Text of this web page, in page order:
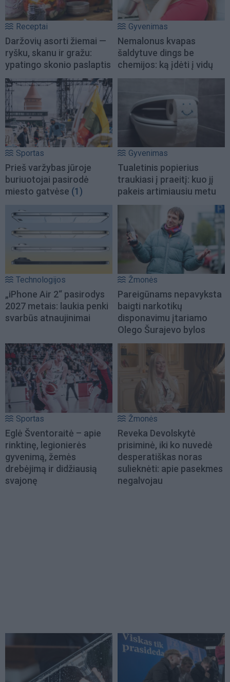
Receptai
Daržovių asorti žiemai —
ryšku, skanu ir gražu:
ypatingo skonio paslaptis
Gyvenimas
Nemalonus kvapas
šaldytuve dings be
chemijos: ką įdėti į vidų
Sportas
Prieš varžybas jūroje
buriuotojai pasirodė
miesto gatvėse (1)
Gyvenimas
Tualetinis popierius
traukiasi į praeitį: kuo jį
pakeis artimiausiu metu
Technologijos
„iPhone Air 2“ pasirodys
2027 metais: laukia penki
svarbūs atnaujinimai
Žmonės
Pareigūnams nepavyksta
baigti narkotikų
disponavimu įtariamo
Olego Šurajevo bylos
Sportas
Eglė Šventoraitė – apie
rinktinę, legionierės
gyvenimą, žemės
drebėjimą ir didžiausią
svajonę
Žmonės
Reveka Devolskytė
prisiminė, iki ko nuvedė
desperatiškas noras
sulieknėti: apie pasekmes
negalvojau